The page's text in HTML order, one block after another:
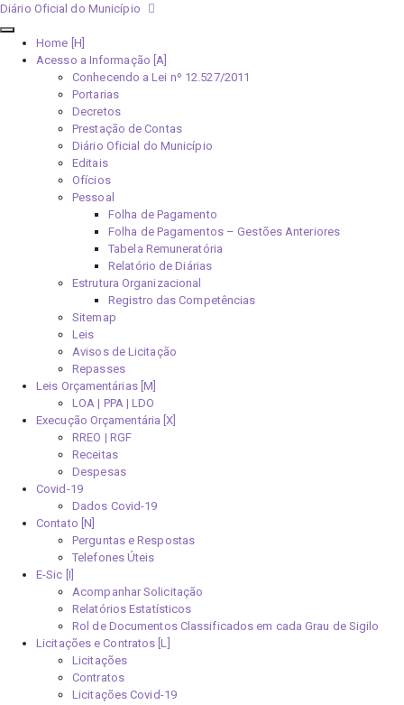
Diário Oficial do Município
Home [H]
Acesso a Informação [A]
Conhecendo a Lei nº 12.527/2011
Portarias
Decretos
Prestação de Contas
Diário Oficial do Município
Editais
Ofícios
Pessoal
Folha de Pagamento
Folha de Pagamentos – Gestões Anteriores
Tabela Remuneratória
Relatório de Diárias
Estrutura Organizacional
Registro das Competências
Sitemap
Leis
Avisos de Licitação
Repasses
Leis Orçamentárias [M]
LOA | PPA | LDO
Execução Orçamentária [X]
RREO | RGF
Receitas
Despesas
Covid-19
Dados Covid-19
Contato [N]
Perguntas e Respostas
Telefones Úteis
E-Sic [I]
Acompanhar Solicitação
Relatórios Estatísticos
Rol de Documentos Classificados em cada Grau de Sigilo
Licitações e Contratos [L]
Licitações
Contratos
Licitações Covid-19